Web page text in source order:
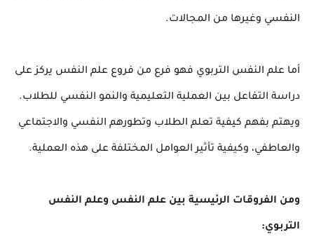
النفسي وغيرها من المجالات.
أما علم النفس التربوي فهو فرع من فروع علم النفس يركز على
دراسة التفاعل بين العملية التعليمية والنمو النفسي للطلاب.
ويهتم بفهم كيفية تعلم الطلاب وتطورهم النفسي والاجتماعي
والعاطفي، وكيفية تأثير العوامل المختلفة على هذه العملية.
ومن الفروقات الرئيسية بين علم النفس وعلم النفس
التربوي: